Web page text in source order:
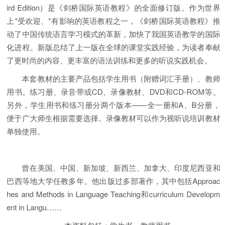
ird Edition）是《剑桥国际英语教程》的全面修订版。作为世界
上*受欢迎、*有影响的英语教程之一，《剑桥国际英语教程》推
动了中国传统语言学习模式的革新，加快了我国英语教学的国际
化进程。新版总结了上一版在全球的课堂实践经验，为读者奉献
了更时尚的内容、更丰富的语法训练和更多的听说实践机会。
本套教材的主要产品包括学生用书（附赠词汇手册）、教师
用书。练习册、录音带或CD、录像教材、DVD和CD-ROM等。
另外，学生用书和练习册分两个版本——全一册和A、B分册，
便于广大师生根据需要选择。录像教材可以作为视听说培训教材
单独使用。
曾在美国、中国、新加坡、新西兰、加拿大、印度尼西亚和
巴西等地大学任教多年。他出版过多部著作，其中包括Approac
hes and Methods in Language Teaching和curriculum Developm
ent in Langu……